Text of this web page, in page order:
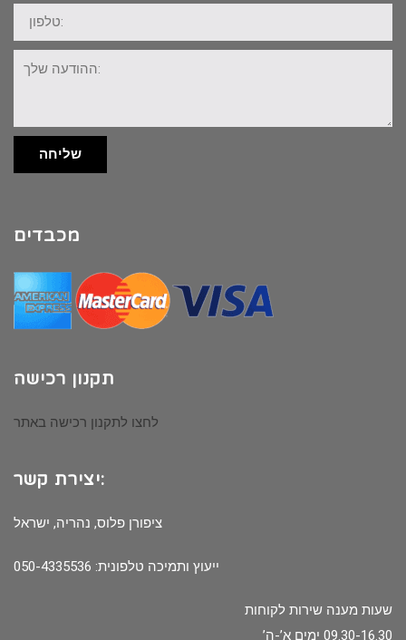
טלפון:
ההודעה
שלך:
שליחה
מכבדים
תקנון רכישה
לחצו לתקנון רכישה באתר
יצירת קשר:
ציפורן פלוס, נהריה, ישראל
ייעוץ ותמיכה טלפונית: 050-4335536
שעות מענה שירות לקוחות
09.30-16.30 ימים א’-ה’